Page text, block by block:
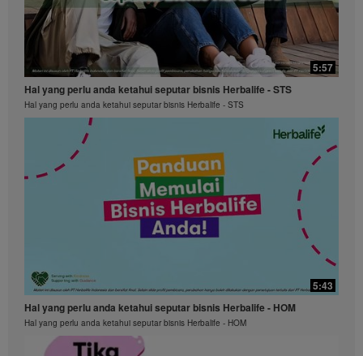
5:57
Hal yang perlu anda ketahui seputar bisnis Herbalife - STS
Hal yang perlu anda ketahui seputar bisnis Herbalife - STS
5:43
Hal yang perlu anda ketahui seputar bisnis Herbalife - HOM
Hal yang perlu anda ketahui seputar bisnis Herbalife - HOM